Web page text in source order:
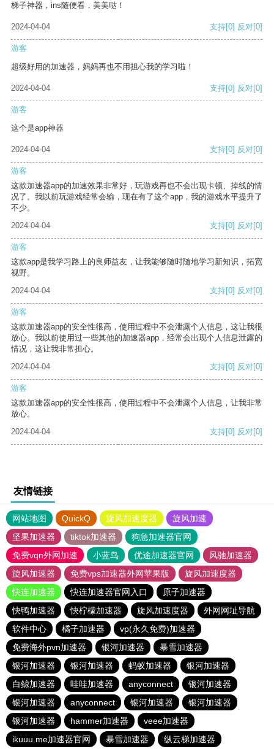
梯子神器，ins随便看，美美哒！
2024-04-04 支持[0] 反对[0]
游客
超级好用的加速器，妈妈再也不用担心我的学习啦！
2024-04-04 支持[0] 反对[0]
游客
这个是app神器
2024-04-04 支持[0] 反对[0]
游客
这款加速器app的加速效果非常好，玩游戏再也不会出现卡顿、掉线的情
况了。我以前玩游戏经常会输，现在有了这个app，我的游戏水平提升了
不少。
2024-04-04
支持[0] 反对[0]
游客
这款app是我学习路上的良师益友，让我能够随时随地学习新知识，拓宽
视野。
2024-04-04
支持[0] 反对[0]
游客
这款加速器app的安全性很高，使用过程中不会泄露个人信息，这让我很
放心。我以前使用过一些其他的加速器app，经常会出现个人信息泄露的
情况，这让我非常担心。
2024-04-04
支持[0] 反对[0]
游客
这款加速器app的安全性很高，使用过程中不会泄露个人信息，让我非常
放心。
2024-04-04
支持[0] 反对[0]
友情链接
网站地图 QuickQ 旋风加速度器
旋风加速
坚果加速器
tiktok加速器
狗急加速器官网
免费vqn外网加速
小蓝鸟 优途加速器官网
风驰加速器
旋风加速器
免费vps加速器外网苹果版
旋风加速度器
快连加速器
快连加速器官网入口
原子加速器
快鸭加速器
快柠檬加速器 旋风加速度器
外网网址导航
软件中心
橘子加速器
vp(永久免费)加速器
免费海外pvn加速器
银河加速器
暴雪加速器
银河加速器
银河加速器 蚂蚁加速器
银河加速器
白鲸加速器
哇哇加速器 anyconnect
银河加速器
银河加速器
anyconnect 银河加速器
银河加速器
银河加速器
hammer加速器
veee加速器
ikuuu.me加速器官网
暴雪加速器 纵云梯加速器